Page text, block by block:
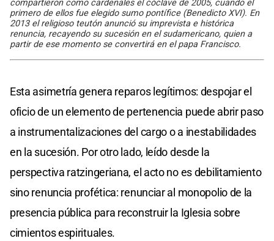
compartieron como cardenales el cóclave de 2005, cuando el
primero de ellos fue elegido sumo pontífice (Benedicto XVI). En
2013 el religioso teutón anunció su imprevista e histórica
renuncia, recayendo su sucesión en el sudamericano, quien a
partir de ese momento se convertirá en el papa Francisco.
Esta asimetría genera reparos legítimos: despojar el
oficio de un elemento de pertenencia puede abrir paso
a instrumentalizaciones del cargo o a inestabilidades
en la sucesión. Por otro lado, leído desde la
perspectiva ratzingeriana, el acto no es debilitamiento
sino renuncia profética: renunciar al monopolio de la
presencia pública para reconstruir la Iglesia sobre
cimientos espirituales.